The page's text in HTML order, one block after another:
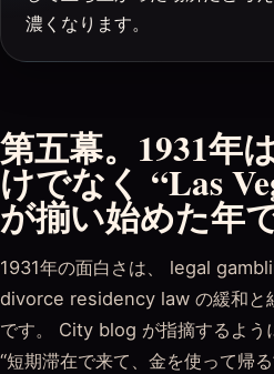
濃くなります。
第五幕。1931年
けでなく “Las
が揃い始めた年
1931年の面白さは、 legal
divorce residency law の緩和と
です。 City blog が指摘するよう
“短期滞在で来て、金を使って帰